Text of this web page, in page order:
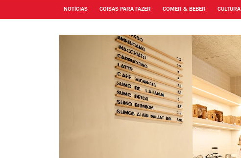
NOTÍCIAS COISAS PARA FAZER COMER & BEBER CULTURA